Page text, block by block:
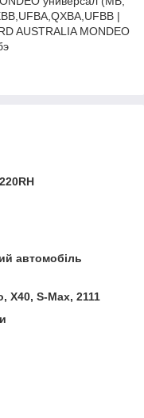
|
AUSTRALIA MONDEO
автомобіль
X40, S-Max, 2111